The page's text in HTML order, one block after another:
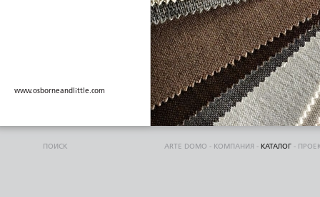
www.osborneandlittle.com
ПОИСК ARTE DOMO - КОМПАНИЯ - КАТАЛОГ -